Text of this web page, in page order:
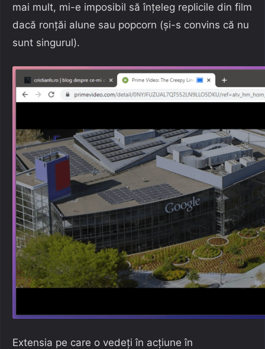
mai mult, mi-e imposibil să înțeleg replicile din film
dacă ronțăi alune sau popcorn (și-s convins că nu
sunt singurul).
Extensia pe care o vedeți în acțiune în